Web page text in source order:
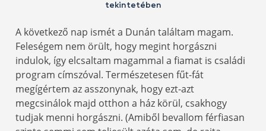
tekintetében
A következő nap ismét a Dunán találtam magam.
Feleségem nem örült, hogy megint horgászni
indulok, így elcsaltam magammal a fiamat is családi
program címszóval. Természetesen fűt-fát
megígértem az asszonynak, hogy ezt-azt
megcsinálok majd otthon a ház körül, csakhogy
tudjak menni horgászni. (Amiből bevallom férfiasan